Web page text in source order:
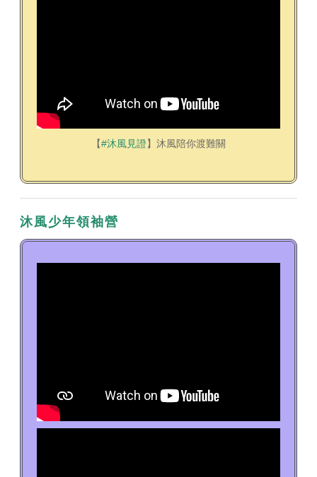
【#沐風見證】沐風陪你渡難關
沐風少年領袖營